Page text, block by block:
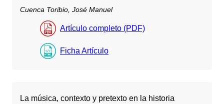
Cuenca Toribio, José Manuel
Artículo completo (PDF)
Ficha Artículo
La música, contexto y pretexto en la historia